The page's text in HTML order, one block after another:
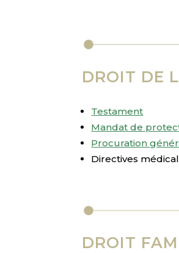
DROIT DE
Testament
Mandat de
Procuration
Directives
DROIT